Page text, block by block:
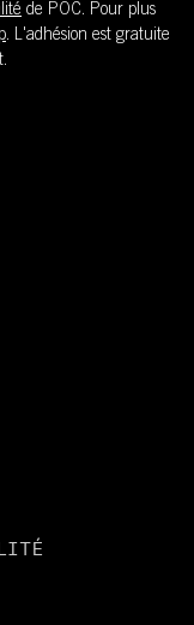
de POC. Pour plus
. L'adhésion est gratuite